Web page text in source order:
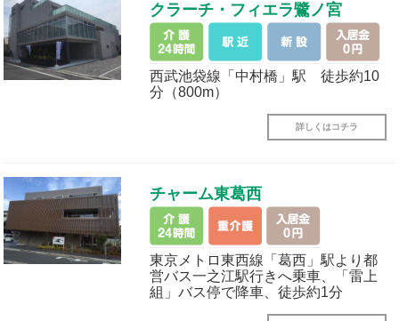
クラーチ・フィエラ鷺ノ宮
西武池袋線「中村橋」駅 徒歩約10
分（800m）
詳しくはコチラ
チャーム東葛西
東京メトロ東西線「葛西」駅より都
営バス一之江駅行きへ乗車、「雷上
組」バス停で降車、徒歩約1分